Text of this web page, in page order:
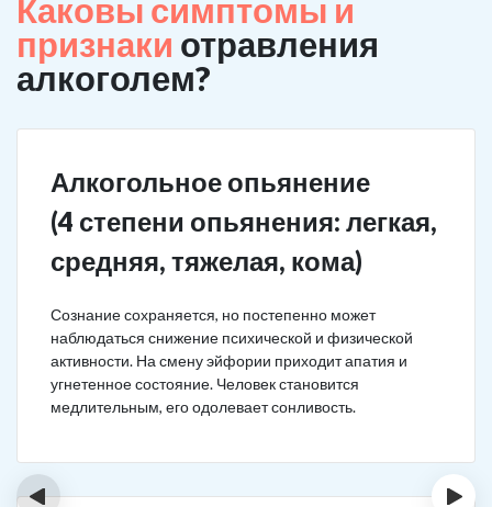
Каковы симптомы и
признаки отравления
алкоголем?
Алкогольное опьянение
(4 степени опьянения: легкая,
средняя, тяжелая, кома)
Сознание сохраняется, но постепенно может
наблюдаться снижение психической и физической
активности. На смену эйфории приходит апатия и
угнетенное состояние. Человек становится
медлительным, его одолевает сонливость.
‹ ›